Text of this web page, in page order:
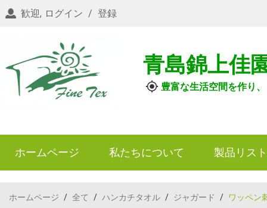
歓迎, ログイン / 登録
青島錦上佳
豊富な生活空間を作り
ホームページ 私たちについて 製品リスト
ホームページ / 全て / ハンカチタオル / ジャガード / ワッペン